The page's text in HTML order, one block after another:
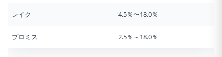
レイク 4.5％〜18.0％
プロミス 2.5％～18.0％